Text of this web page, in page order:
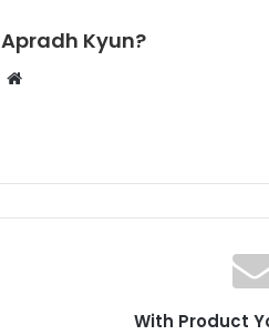
Apradh Kyun?
i
With Product